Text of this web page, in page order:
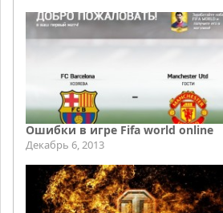
Ошибки в игре Fifa world online
Декабрь 6, 2013